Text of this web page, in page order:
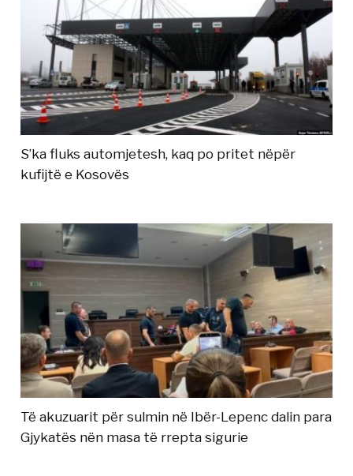
S’ka fluks automjetesh, kaq po pritet nëpër
kufijtë e Kosovës
Të akuzuarit për sulmin në Ibër-Lepenc dalin para
Gjykatës nën masa të rrepta sigurie